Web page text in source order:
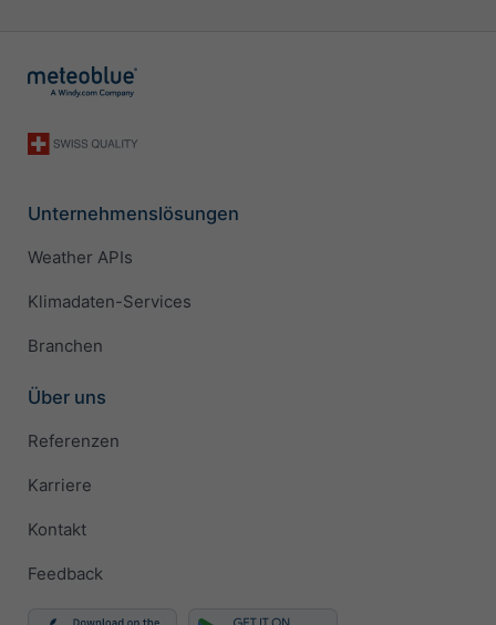
Unternehmenslösungen
Weather APIs
Klimadaten-Services
Branchen
Über uns
Referenzen
Karriere
Kontakt
Feedback